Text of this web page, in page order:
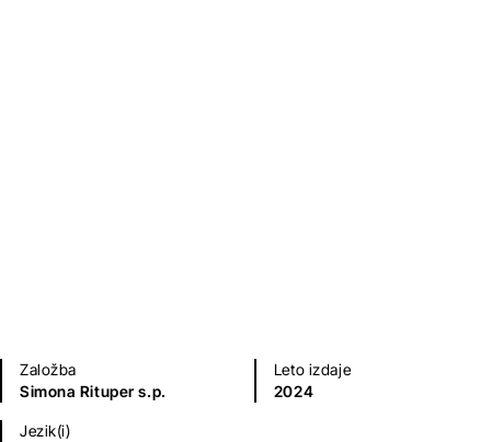
Založba
Simona Rituper s.p.
Leto izdaje
2024
Jezik(i)